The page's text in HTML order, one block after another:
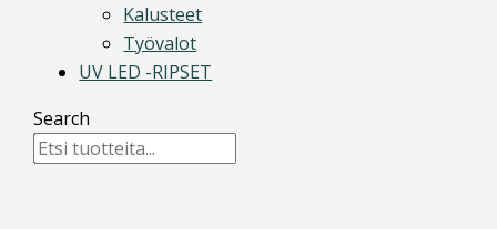
Kalusteet
Työvalot
UV LED -RIPSET
Search